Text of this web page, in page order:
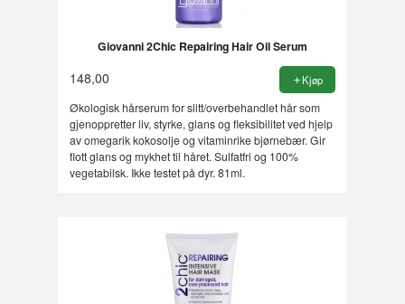
Giovanni 2Chic Repairing Hair Oil Serum
148,00 Kjøp
Økologisk hårserum for slitt/overbehandlet hår som
gjenoppretter liv, styrke, glans og fleksibilitet ved hjelp
av omegarik kokosolje og vitaminrike bjørnebær. Gir
flott glans og mykhet til håret. Sulfatfri og 100%
vegetabilsk. Ikke testet på dyr. 81ml.